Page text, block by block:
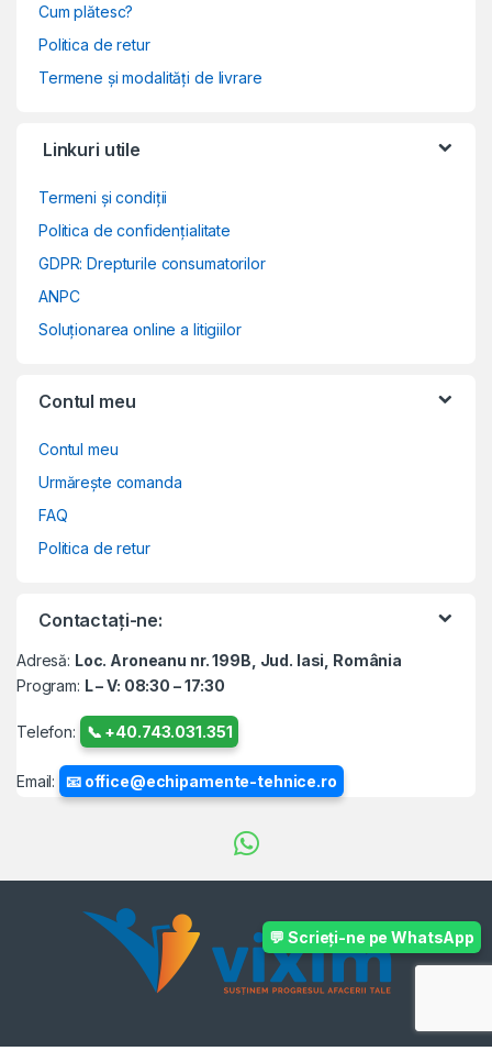
💬 Scrieți-ne pe WhatsApp
Cum plătesc?
Politica de retur
Termene și modalități de livrare
Linkuri utile
Termeni și condiții
Politica de confidențialitate
GDPR: Drepturile consumatorilor
ANPC
Soluționarea online a litigiilor
Contul meu
Contul meu
Urmărește comanda
FAQ
Politica de retur
Contactați-ne:
Adresă: Loc. Aroneanu nr. 199B, Jud. Iasi, România
Program: L – V: 08:30 – 17:30
Telefon: 📞 +40.743.031.351
Email: 📧 office@echipamente-tehnice.ro